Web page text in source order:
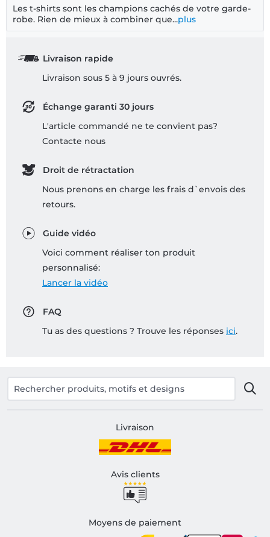
Les t-shirts sont les champions cachés de votre garde-
robe. Rien de mieux à combiner que...plus
Livraison rapide
Livraison sous 5 à 9 jours ouvrés.
Échange garanti 30 jours
L'article commandé ne te convient pas?
Contacte nous
Droit de rétractation
Nous prenons en charge les frais d`envois des
retours.
Guide vidéo
Voici comment réaliser ton produit
personnalisé:
Lancer la vidéo
FAQ
Tu as des questions ? Trouve les réponses ici.
Livraison
Avis clients
Moyens de paiement